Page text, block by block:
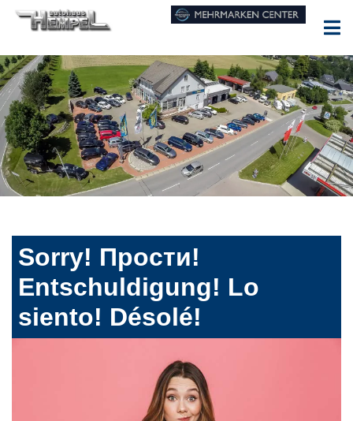
Sorry! Прости!
Entschuldigung! Lo
siento! Désolé!